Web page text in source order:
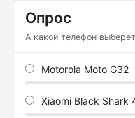
Опрос
А какой телефон
Motorola Moto G32
Xiaomi Black Shark